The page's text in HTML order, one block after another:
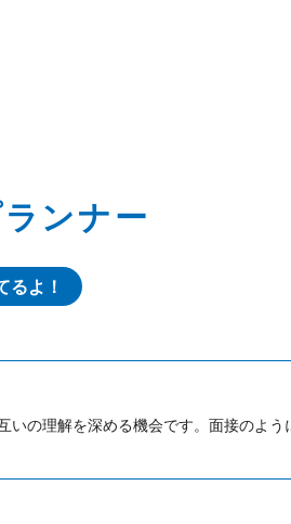
ンナー
るよ！
の理解を深める機会です。面接のよう